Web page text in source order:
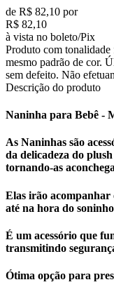
de R$ 82,10 por
R$ 82,10
à vista no boleto/Pix
Produto com
mesmo padrão de cor.
sem defeito. Não
Descrição do produto
Naninha para Bebê -
As Naninhas são
da delicadeza do
tornando-as
Elas irão acompanhar
até na hora do
É um acessório que
transmitindo
Ótima opção para